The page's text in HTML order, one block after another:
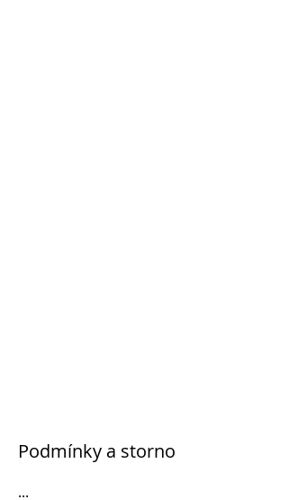
Podmínky a storno
...